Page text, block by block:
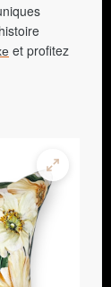
et profitez